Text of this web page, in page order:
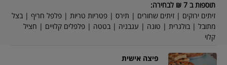
תוספות ב 7 ₪ לבחירה:
זיתים ירוקים | זיתים שחורים | תירס | פטריות טריות | פלפל חריף | בצל
מתובל | בולגרית | טונה | עגבניה | בטטה | פלפלים קלויים | חציל
קלוי
פיצה אישית